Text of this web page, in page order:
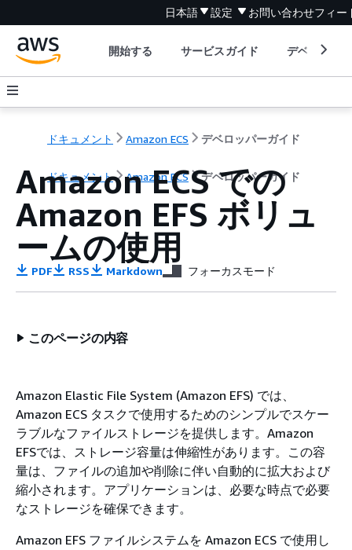
日本語 設定 お問い合わせフィー
開始する サービスガイド デベロッパ
ドキュメント Amazon ECS デベロッパーガイド
ドキュメント Amazon ECS デベロッパーガイド
Amazon ECS での
Amazon EFS ボリュ
ームの使用
PDF RSS Markdown フォーカスモード
このページの内容
Amazon Elastic File System (Amazon EFS) では、
Amazon ECS タスクで使用するためのシンプルでスケー
ラブルなファイルストレージを提供します。Amazon
EFSでは、ストレージ容量は伸縮性があります。この容
量は、ファイルの追加や削除に伴い自動的に拡大および
縮小されます。アプリケーションは、必要な時点で必要
なストレージを確保できます。
Amazon EFS ファイルシステムを Amazon ECS で使用し